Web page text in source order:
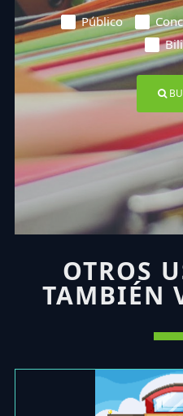
Público
OTROS
TAMBIÉN